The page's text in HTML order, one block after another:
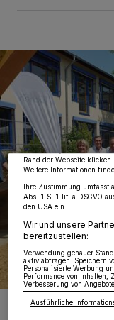
Von links: Technische
Friedhelm Welter,
Wir und unsere 218 -
wie Browserdaten oder
von OK aktivieren Sie
Partner verarbeiten Daten,
Zwecke. Wenn Tracker
möglicherweise nicht
wieder aufrufen, um Ihre
widerrufen, indem Sie auf
Rand der Webseite
Weitere Informationen
Ihre Zustimmung
Abs. 1 S. 1 lit. a DSGVO
den USA ein.
Wir und unsere
bereitzustellen:
Verwendung genauer
aktiv abfragen. Speichern
Personalisierte Werbung
Performance von
Verbesserung von
Ausführliche